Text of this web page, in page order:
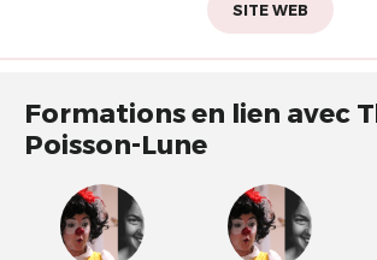
SITE WEB
Formations en lien avec
Poisson-Lune